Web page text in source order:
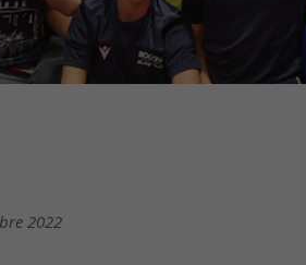
2022